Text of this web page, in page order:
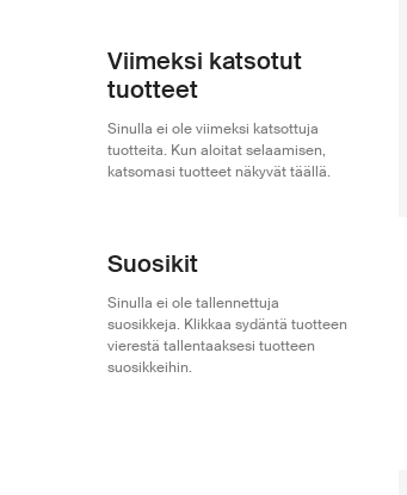
Viimeksi katsotut
tuotteet
Sinulla ei ole viimeksi katsottuja
tuotteita. Kun aloitat selaamisen,
katsomasi tuotteet näkyvät täällä.
Suosikit
Sinulla ei ole tallennettuja
suosikkeja. Klikkaa sydäntä tuotteen
vierestä tallentaaksesi tuotteen
suosikkeihin.